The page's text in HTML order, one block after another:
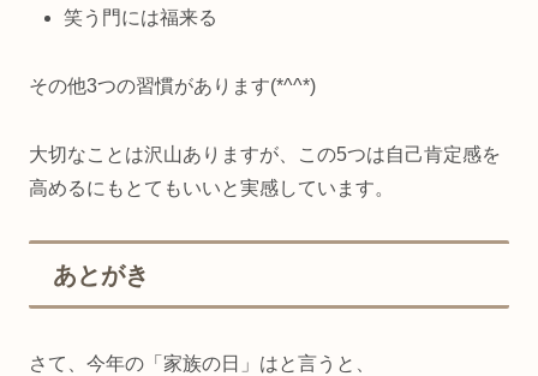
笑う門には福来る
その他3つの習慣があります(*^^*)
大切なことは沢山ありますが、この5つは自己肯定感を
高めるにもとてもいいと実感しています。
あとがき
さて、今年の「家族の日」はと言うと、